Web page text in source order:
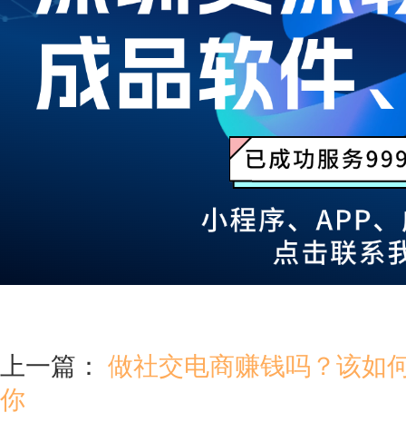
上一篇： 做社交电商赚钱吗？该如
你